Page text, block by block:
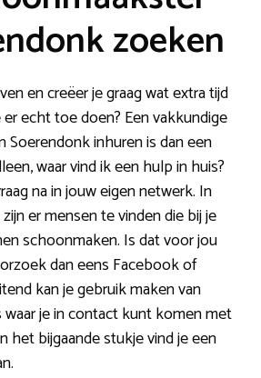
zoeken
en creëer je graag wat extra tijd
echt toe doen? Een vakkundige
Soerendonk inhuren is dan een
waar vind ik een hulp in huis?
na in jouw eigen netwerk. In
er mensen te vinden die bij je
schoonmaken. Is dat voor jou
dan eens Facebook of
kan je gebruik maken van
je in contact kunt komen met
het bijgaande stukje vind je een